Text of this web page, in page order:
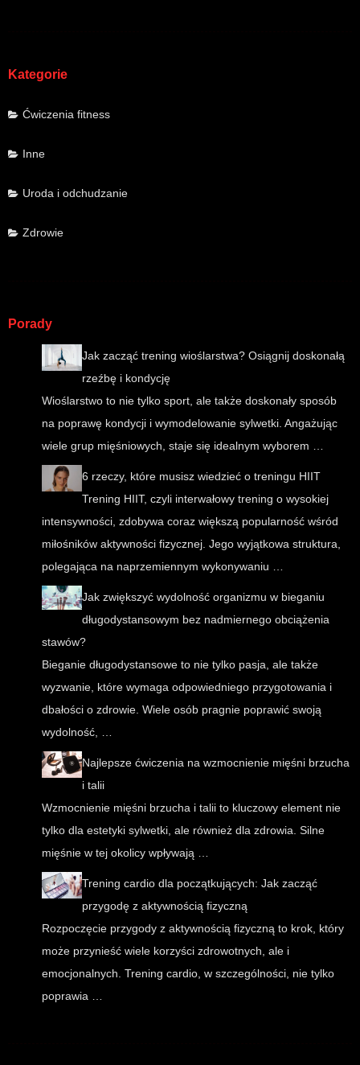
Kategorie
Ćwiczenia fitness
Inne
Uroda i odchudzanie
Zdrowie
Porady
Jak zacząć trening wioślarstwa? Osiągnij doskonałą
rzeźbę i kondycję
Wioślarstwo to nie tylko sport, ale także doskonały sposób
na poprawę kondycji i wymodelowanie sylwetki. Angażując
wiele grup mięśniowych, staje się idealnym wyborem …
6 rzeczy, które musisz wiedzieć o treningu HIIT
Trening HIIT, czyli interwałowy trening o wysokiej
intensywności, zdobywa coraz większą popularność wśród
miłośników aktywności fizycznej. Jego wyjątkowa struktura,
polegająca na naprzemiennym wykonywaniu …
Jak zwiększyć wydolność organizmu w bieganiu
długodystansowym bez nadmiernego obciążenia
stawów?
Bieganie długodystansowe to nie tylko pasja, ale także
wyzwanie, które wymaga odpowiedniego przygotowania i
dbałości o zdrowie. Wiele osób pragnie poprawić swoją
wydolność, …
Najlepsze ćwiczenia na wzmocnienie mięśni brzucha
i talii
Wzmocnienie mięśni brzucha i talii to kluczowy element nie
tylko dla estetyki sylwetki, ale również dla zdrowia. Silne
mięśnie w tej okolicy wpływają …
Trening cardio dla początkujących: Jak zacząć
przygodę z aktywnością fizyczną
Rozpoczęcie przygody z aktywnością fizyczną to krok, który
może przynieść wiele korzyści zdrowotnych, ale i
emocjonalnych. Trening cardio, w szczególności, nie tylko
poprawia …